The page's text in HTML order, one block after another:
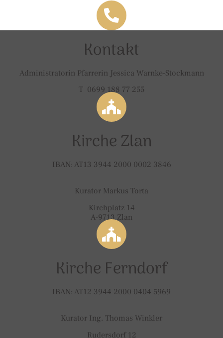
Kontakt
Administratorin Pfarrerin Jessica Warnke-Stockmann
T 0699 188 77 255
Kirche Zlan
IBAN: AT13 3944 2000 0002 3846
Kurator Markus Torta
Kirchplatz 14
A-9713 Zlan
Kirche Ferndorf
IBAN: AT12 3944 2000 0404 5969
Kurator Ing. Thomas Winkler
Rudersdorf 12